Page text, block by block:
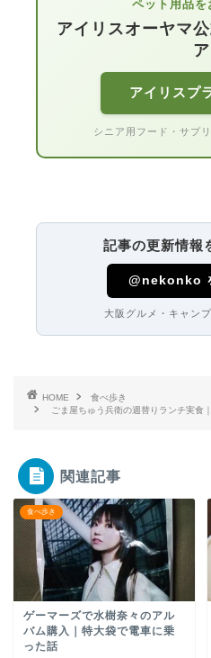
ペット用品を
アイリスオーヤマ
ア
アイリスプ
シニア用フード・サプ
記事の更新情報
@nekonko
大阪グルメ・キャン
HOME
食べ歩き
ごま屋ちゅう兵衛の週替りランチ実食
関連記事
食べ歩き
ゲーマーズで水樹奈々のアル
バム購入｜特大袋で電車に乗
った話